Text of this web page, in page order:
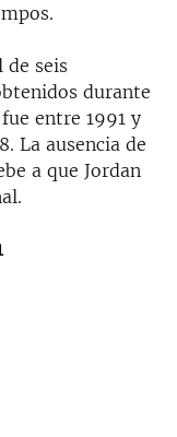
de seis
durante
entre 1991 y
La ausencia de
a que Jordan